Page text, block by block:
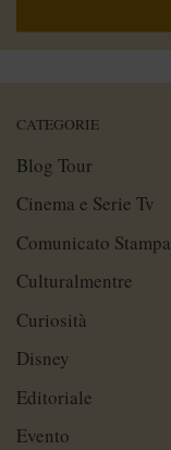
CATEGORIE
Blog Tour
Cinema e Serie Tv
Comunicato Stampa
Culturalmentre
Curiosità
Disney
Editoriale
Evento